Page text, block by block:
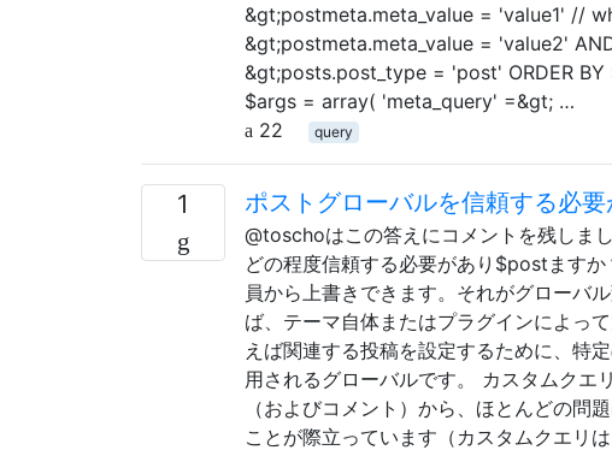
&gt;postmeta.meta_value = 'value1' //
&gt;postmeta.meta_value = 'value2'
&gt;posts.post_type = 'post' ORDER
$args = array( 'meta_query' =&gt; …
22
query
1 ポストグローバルを信頼する必要
@toschoはこの答えにコメントを残しま
どの程度信頼する必要があり$postます
員から上書きできます。それがグローバ
ば、テーマ自体またはプラグインによっ
えば関連する投稿を設定するために、特
用されるグローバルです。 カスタムクエ
（およびコメント）から、ほとんどの問
ことが際立っています（カスタムクエリ